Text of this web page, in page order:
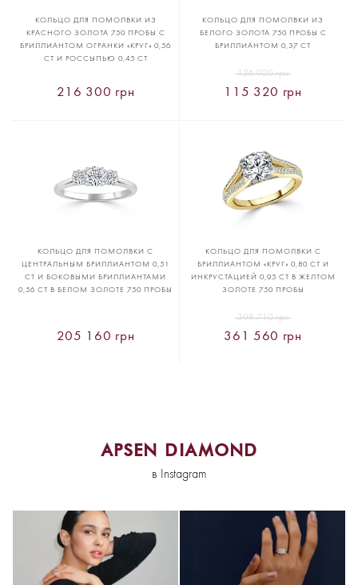
КОЛЬЦО ДЛЯ ПОМОЛВКИ ИЗ
КРАСНОГО ЗОЛОТА 750 ПРОБЫ С
БРИЛЛИАНТОМ ОГРАНКИ «КРУГ» 0,56
CT И РОССЫПЬЮ 0,45 CT
216 300 грн
КОЛЬЦО ДЛЯ ПОМОЛВКИ ИЗ
БЕЛОГО ЗОЛОТА 750 ПРОБЫ С
БРИЛЛИАНТОМ 0,37 CT
115 320 грн
126 920 грн
КОЛЬЦО ДЛЯ ПОМОЛВКИ С
ЦЕНТРАЛЬНЫМ БРИЛЛИАНТОМ 0,51
CT И БОКОВЫМИ БРИЛЛИАНТАМИ
0,56 CT В БЕЛОМ ЗОЛОТЕ 750 ПРОБЫ
205 160 грн
КОЛЬЦО ДЛЯ ПОМОЛВКИ С
БРИЛЛИАНТОМ «КРУГ» 0,80 CT И
ИНКРУСТАЦИЕЙ 0,95 CT В ЖЕЛТОМ
ЗОЛОТЕ 750 ПРОБЫ
361 560 грн
398 710 грн
APSEN DIAMOND
в Instagram